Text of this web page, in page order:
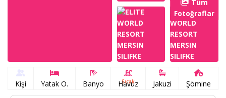
Tüm
Fotoğraflar
Kişi Yatak O. Banyo Sıcak
Havuz Jakuzi Şömine